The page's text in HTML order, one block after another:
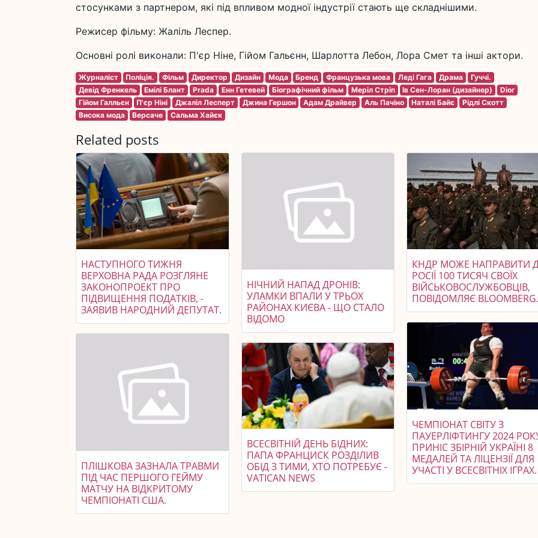
стосунками з партнером, які під впливом модної індустрії стають ще складнішими.
Режисер фільму: Жаліль Леспер.
Основні ролі виконали: П'єр Ніне, Гійом Гальєнн, Шарлотта Лебон, Лора Смет та інші актори.
Журналіст Поліція. Фільм Директор Дизайн Мода Бренд Французька мова Леді Гага Драма
Гуччі.
Девід Френкель
Емілі Блант Prada Енн Гетевей Біографічний фільм Меріл Стріп Ів Сен-Лоран (дизайнер)
Dior
Гійом Галльєн
П'єр Ніні Джаліл Лесперт Джина Гершон Адам Драйвер Аль Пачіно Наталі Байє
Рідлі Скотт
Висока мода
Версаче Сальма Хайєк
Related posts
НАСТУПНОГО ТИЖНЯ
ВЕРХОВНА РАДА РОЗГЛЯНЕ
ЗАКОНОПРОЕКТ ПРО
ПІДВИЩЕННЯ ПОДАТКІВ, -
ЗАЯВИВ НАРОДНИЙ ДЕПУТАТ.
ПЛІШКОВА ЗАЗНАЛА ТРАВМИ
ПІД ЧАС ПЕРШОГО ГЕЙМУ
МАТЧУ НА ВІДКРИТОМУ
ЧЕМПІОНАТІ США.
НІЧНИЙ НАПАД ДРОНІВ:
УЛАМКИ ВПАЛИ У ТРЬОХ
РАЙОНАХ КИЄВА - ЩО СТАЛО
ВІДОМО
ВСЕСВІТНІЙ ДЕНЬ БІДНИХ:
ПАПА ФРАНЦИСК РОЗДІЛИВ
ОБІД З ТИМИ, ХТО ПОТРЕБУЄ -
VATICAN NEWS
КНДР МОЖЕ НАПРАВИТИ
РОСІЇ 100 ТИСЯЧ СВОЇХ
ВІЙСЬКОВОСЛУЖБОВЦІВ,
ПОВІДОМЛЯЄ
ЧЕМПІОНАТ СВІТУ З
ПАУЕРЛІФТИНГУ 2024
ПРИНІС ЗБІРНІЙ УКРАЇНІ 8
МЕДАЛЕЙ ТА ЛІЦЕНЗІЇ ДЛЯ
УЧАСТІ У ВСЕСВІТНІХ ІГРАХ.